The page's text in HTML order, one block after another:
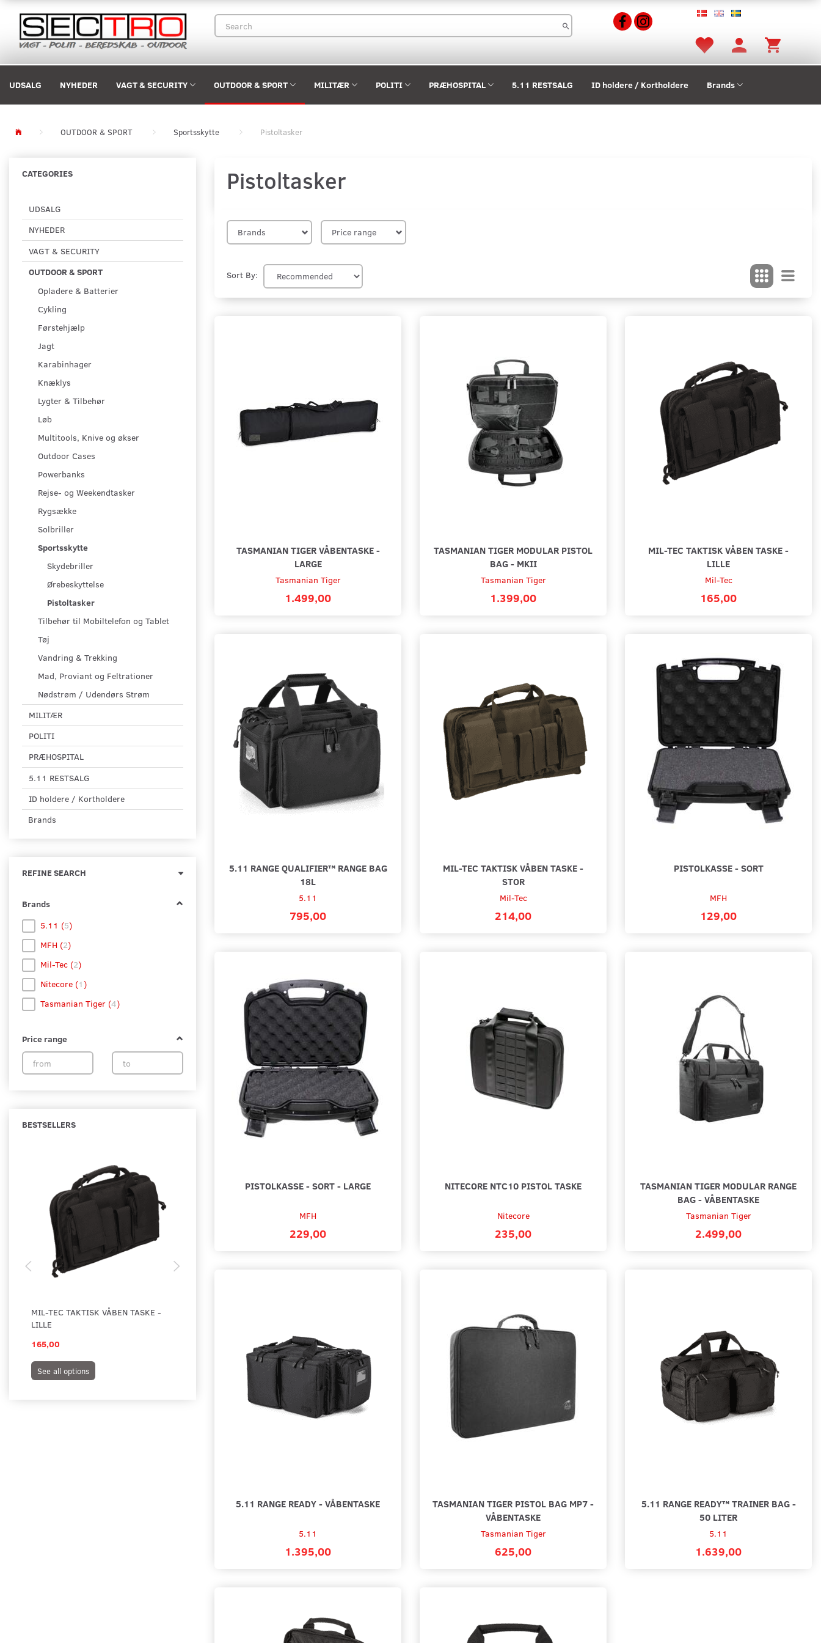
UDSALG NYHEDER VAGT & SECURITY OUTDOOR & SPORT MILITÆR POLITI PRÆHOSPITAL 5.11 RESTSALG ID holdere / Kortholdere Brands
OUTDOOR & SPORT Sportsskytte Pistoltasker
CATEGORIES
UDSALG
NYHEDER
VAGT & SECURITY
OUTDOOR & SPORT
Opladere & Batterier
Cykling
Førstehjælp
Jagt
Karabinhager
Knæklys
Lygter & Tilbehør
Løb
Multitools, Knive og økser
Outdoor Cases
Powerbanks
Rejse- og Weekendtasker
Rygsække
Solbriller
Sportsskytte
Skydebriller
Ørebeskyttelse
Pistoltasker
Tilbehør til Mobiltelefon og Tablet
Tøj
Vandring & Trekking
Mad, Proviant og Feltrationer
Nødstrøm / Udendørs Strøm
MILITÆR
POLITI
PRÆHOSPITAL
5.11 RESTSALG
ID holdere / Kortholdere
Brands
REFINE SEARCH
Brands
5.11 (5)
MFH (2)
Mil-Tec (2)
Nitecore (1)
Tasmanian Tiger (4)
Price range
BESTSELLERS
MIL-TEC TAKTISK VÅBEN TASKE -
LILLE
165,00
See all options See all options
PISTOLKASSE - SORT
129,00 229,00
Add to cart
Pistoltasker
Brands Price range
Sort By:
TASMANIAN TIGER VÅBENTASKE -
LARGE
Tasmanian Tiger
1.499,00
TASMANIAN TIGER MODULAR PISTOL
BAG - MKII
Tasmanian Tiger
1.399,00
MIL-TEC TAKTISK VÅBEN TASKE -
LILLE
Mil-Tec
165,00
5.11 RANGE QUALIFIER™ RANGE BAG
18L
5.11
795,00
MIL-TEC TAKTISK VÅBEN TASKE -
STOR
Mil-Tec
214,00
PISTOLKASSE - SORT
MFH
129,00
PISTOLKASSE - SORT - LARGE
MFH
229,00
NITECORE NTC10 PISTOL TASKE
Nitecore
235,00
TASMANIAN TIGER MODULAR RANGE
BAG - VÅBENTASKE
Tasmanian Tiger
2.499,00
5.11 RANGE READY - VÅBENTASKE
5.11
1.395,00
TASMANIAN TIGER PISTOL BAG MP7 -
VÅBENTASKE
Tasmanian Tiger
625,00
5.11 RANGE READY™ TRAINER BAG -
50 LITER
5.11
1.639,00